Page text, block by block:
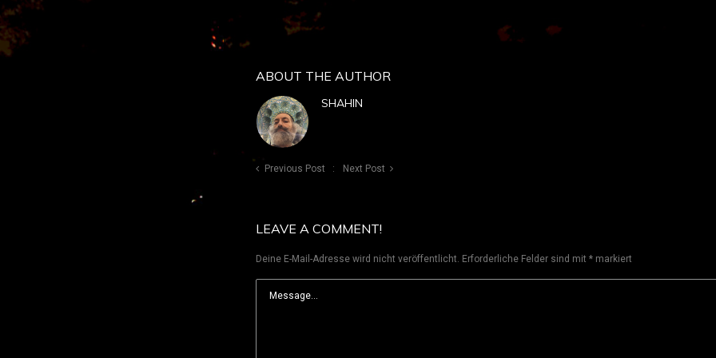
ABOUT THE AUTHOR
SHAHIN
Previous Post Next Post
LEAVE A COMMENT!
Deine E-Mail-Adresse wird nicht veröffentlicht. Erforderliche Felder sind mit * markiert